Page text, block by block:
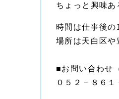
ちょっと興味あ
時間は仕事後の
場所は天白区や
■お問い合わせ
０５２－８６